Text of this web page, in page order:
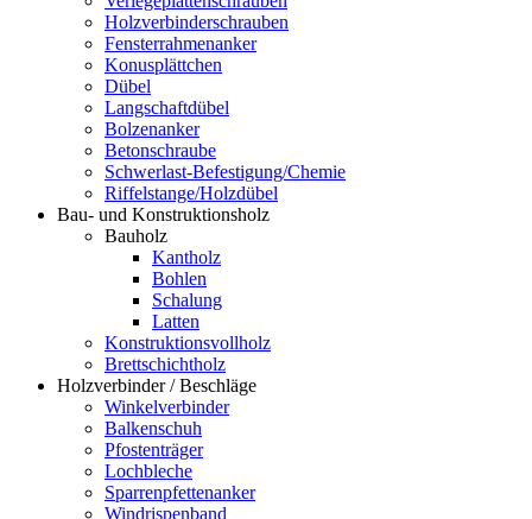
Holzverbinderschrauben
Fensterrahmenanker
Konusplättchen
Dübel
Langschaftdübel
Bolzenanker
Betonschraube
Schwerlast-Befestigung/Chemie
Riffelstange/Holzdübel
Bau- und Konstruktionsholz
Bauholz
Kantholz
Bohlen
Schalung
Latten
Konstruktionsvollholz
Brettschichtholz
Holzverbinder / Beschläge
Winkelverbinder
Balkenschuh
Pfostenträger
Lochbleche
Sparrenpfettenanker
Windrispenband